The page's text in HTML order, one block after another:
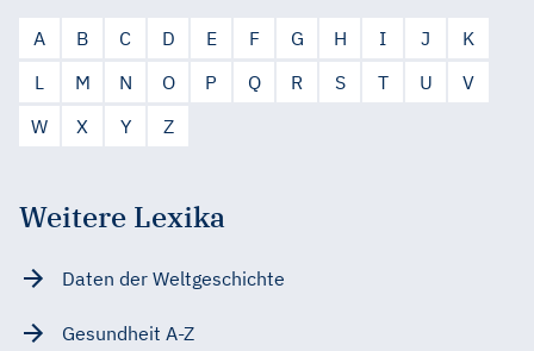
A B C D E F G H I J
K
L
M N O P Q R S T U
V
W
X Y Z
Weitere Lexika
Daten der Weltgeschichte
Gesundheit A-Z